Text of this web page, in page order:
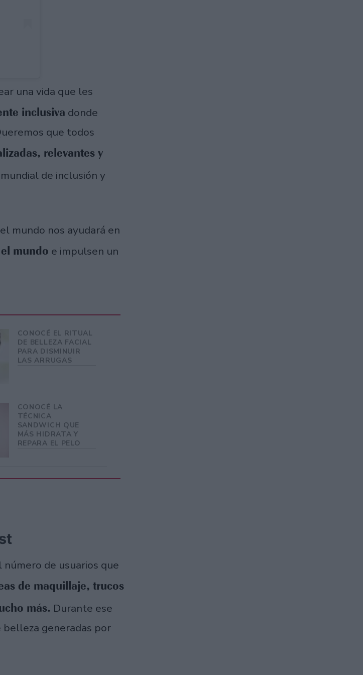
una vida que les
inclusiva donde
que todos
relevantes y
de inclusión y
mundo nos ayudará en
mundo e impulsen un
CONOCÉ EL RITUAL
DE BELLEZA FACIAL
PARA DISMINUIR
LAS ARRUGAS
CONOCÉ LA
TÉCNICA
SANDWICH QUE
MÁS HIDRATA Y
REPARA EL PELO
de usuarios que
de maquillaje, trucos
más. Durante ese
belleza generadas por